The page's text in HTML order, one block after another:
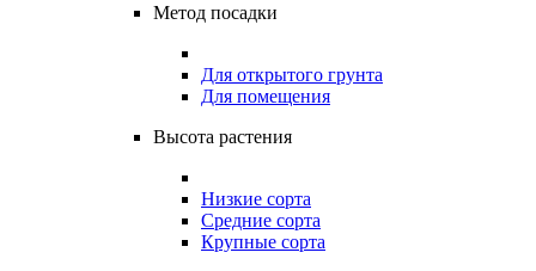
Метод посадки
Для открытого грунта
Для помещения
Высота растения
Низкие сорта
Средние сорта
Крупные сорта